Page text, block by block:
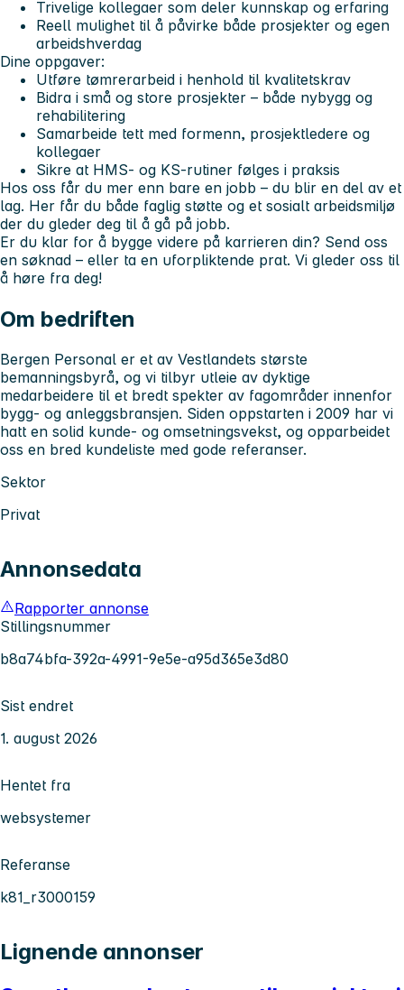
Trivelige kollegaer som deler kunnskap og erfaring
Reell mulighet til å påvirke både prosjekter og egen
arbeidshverdag
Dine oppgaver:
Utføre tømrerarbeid i henhold til kvalitetskrav
Bidra i små og store prosjekter – både nybygg og
rehabilitering
Samarbeide tett med formenn, prosjektledere og
kollegaer
Sikre at HMS- og KS-rutiner følges i praksis
Hos oss får du mer enn bare en jobb – du blir en del av et
lag. Her får du både faglig støtte og et sosialt arbeidsmiljø
der du gleder deg til å gå på jobb.
Er du klar for å bygge videre på karrieren din? Send oss
en søknad – eller ta en uforpliktende prat. Vi gleder oss til
å høre fra deg!
Om bedriften
Bergen Personal er et av Vestlandets største
bemanningsbyrå, og vi tilbyr utleie av dyktige
medarbeidere til et bredt spekter av fagområder innenfor
bygg- og anleggsbransjen. Siden oppstarten i 2009 har vi
hatt en solid kunde- og omsetningsvekst, og opparbeidet
oss en bred kundeliste med gode referanser.
Sektor
Privat
Annonsedata
Rapporter annonse
Stillingsnummer
b8a74bfa-392a-4991-9e5e-a95d365e3d80
Sist endret
1. august 2026
Hentet fra
websystemer
Referanse
k81_r3000159
Lignende annonser